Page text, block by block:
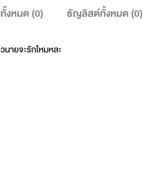
งหมด (0) ธัญลิสต์ทั้งหมด (0)
นายจะรักใหมหละ